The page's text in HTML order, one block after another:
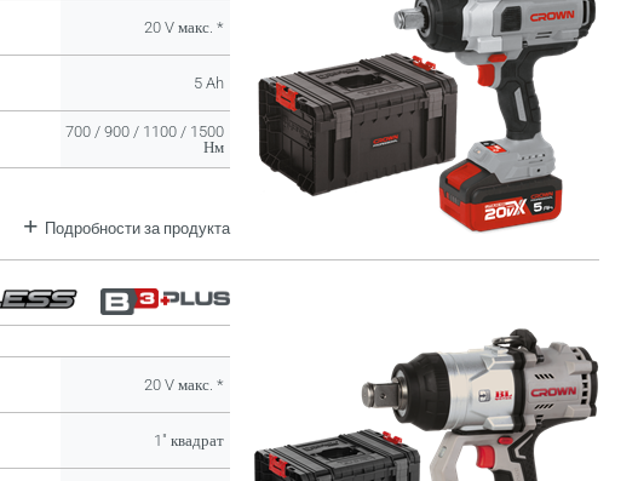
20 V макс. *
5 Ah
700 / 900 / 1100 / 1500
Нм
Подробности за продукта
20 V макс. *
1" квадрат